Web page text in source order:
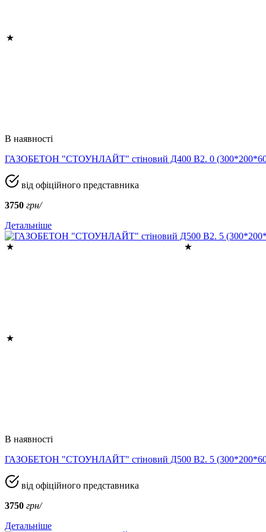
В наявності
ГАЗОБЕТОН "СТОУНЛАЙТ" стіновий Д400 В2. 0
від офіційного представника
3750 грн/
Детальніше
В наявності
ГАЗОБЕТОН "СТОУНЛАЙТ" стіновий Д500 В2. 5
від офіційного представника
3750 грн/
Детальніше